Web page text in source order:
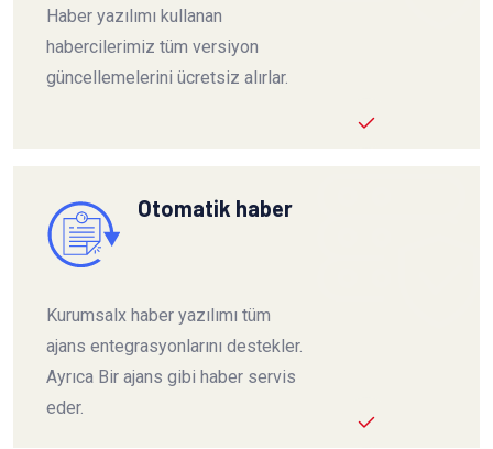
Haber yazılımı kullanan
habercilerimiz tüm versiyon
güncellemelerini ücretsiz alırlar.
Otomatik haber
Kurumsalx haber yazılımı tüm
ajans entegrasyonlarını destekler.
Ayrıca Bir ajans gibi haber servis
eder.